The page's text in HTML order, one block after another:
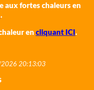
aux fortes chaleurs en
.
en cliquant ICI.
2026 20:13:03